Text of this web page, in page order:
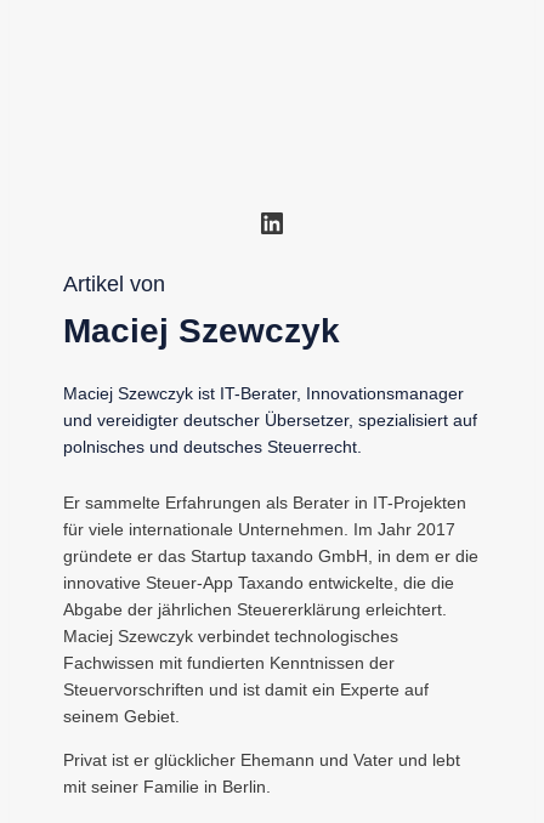
LinkedIn
Artikel von
Maciej Szewczyk
Maciej Szewczyk ist IT-Berater, Innovationsmanager
und vereidigter deutscher Übersetzer, spezialisiert auf
polnisches und deutsches Steuerrecht.
Er sammelte Erfahrungen als Berater in IT-Projekten
für viele internationale Unternehmen. Im Jahr 2017
gründete er das Startup taxando GmbH, in dem er die
innovative Steuer-App Taxando entwickelte, die die
Abgabe der jährlichen Steuererklärung erleichtert.
Maciej Szewczyk verbindet technologisches
Fachwissen mit fundierten Kenntnissen der
Steuervorschriften und ist damit ein Experte auf
seinem Gebiet.
Privat ist er glücklicher Ehemann und Vater und lebt
mit seiner Familie in Berlin.